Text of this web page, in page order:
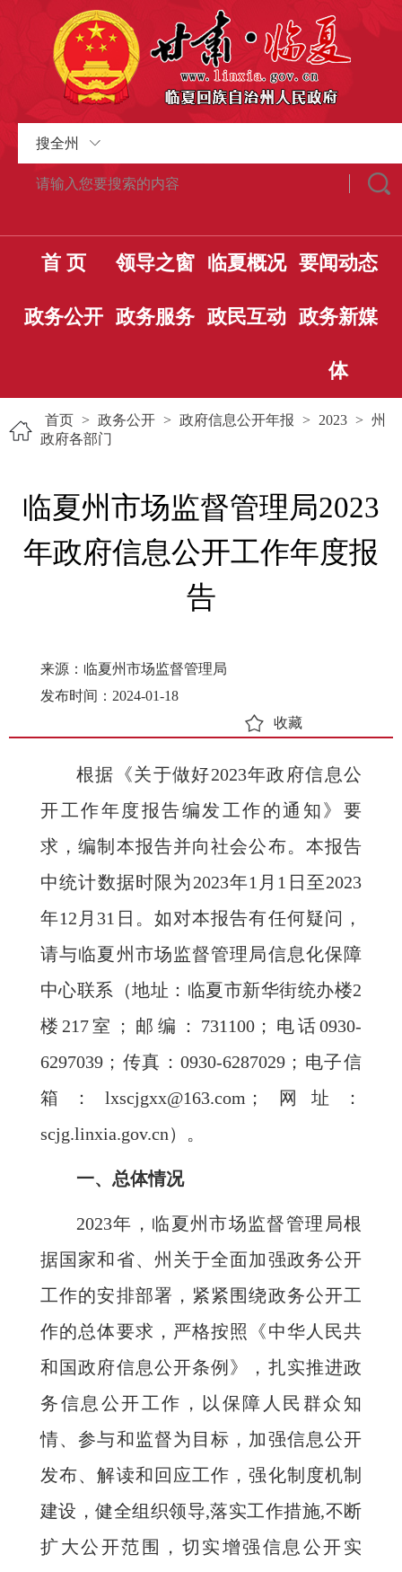
搜全州
首 页 领导之窗 临夏概况 要闻动态
政务公开 政务服务 政民互动 政务新媒
体
首页 > 政务公开 > 政府信息公开年报 > 2023 > 州
政府各部门
临夏州市场监督管理局2023
年政府信息公开工作年度报
告
来源：临夏州市场监督管理局
发布时间：2024-01-18
收藏
根据《关于做好2023年政府信息公
开工作年度报告编发工作的通知》要
求，编制本报告并向社会公布。本报告
中统计数据时限为2023年1月1日至2023
年12月31日。如对本报告有任何疑问，
请与临夏州市场监督管理局信息化保障
中心联系（地址：临夏市新华街统办楼2
楼217室；邮编：731100；电话0930-
6297039；传真：0930-6287029；电子信
箱：lxscjgxx@163.com；网址：
scjg.linxia.gov.cn）。
一、总体情况
2023年，临夏州市场监督管理局根
据国家和省、州关于全面加强政务公开
工作的安排部署，紧紧围绕政务公开工
作的总体要求，严格按照《中华人民共
和国政府信息公开条例》，扎实推进政
务信息公开工作，以保障人民群众知
情、参与和监督为目标，加强信息公开
发布、解读和回应工作，强化制度机制
建设，健全组织领导,落实工作措施,不断
扩大公开范围，切实增强信息公开实